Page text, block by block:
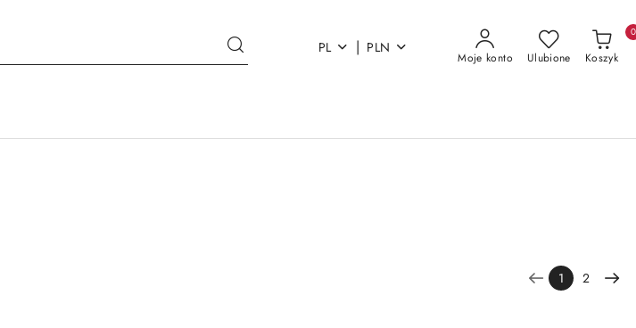
PL | PLN
Moje konto Ulubione Koszyk
0
1 2